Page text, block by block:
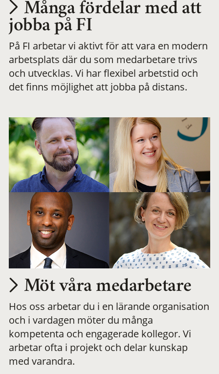
Utvecklas på en
meningsfull och
flexibel
Många fördelar med att
jobba på FI
På FI arbetar vi aktivt för att vara en modern
arbetsplats där du som medarbetare trivs
och utvecklas. Vi har flexibel arbetstid och
det finns möjlighet att jobba på distans.
Möt våra medarbetare
Hos oss arbetar du i en lärande organisation
och i vardagen möter du många
kompetenta och engagerade kollegor. Vi
arbetar ofta i projekt och delar kunskap
med varandra.